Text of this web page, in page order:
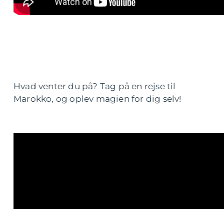
Hvad venter du på? Tag på en rejse til
Marokko, og oplev magien for dig selv!